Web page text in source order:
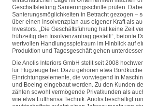
Geschäftsleitung Sanierungsschritte prüfen.
Sanierungsmöglichkeiten in Betracht gezogen –
über einen Insolvenzplan aus eigener Kraft als
Investors. „Die Geschäftsführung hat keine Zeit
frühzeitig den Insolvenzantrag gestellt“, betonte
wertvollen Handlungsspielraum im Hinblick auf
Produktion und Tagesgeschäft gehen
Die Anolis Interiors GmbH stellt seit 2008
für Flugzeuge her. Dazu gehören etwa
Einrichtungselemente, die vorwiegend in
und Boeing eingebaut werden. Zu den Kunden
zählen sowohl vermögende Privatkunden als
wie etwa Lufthansa Technik. Anolis beschäftigt